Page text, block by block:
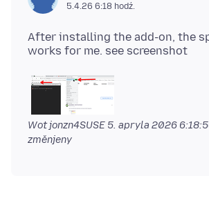
5.4.26 6:18 hodź.
After installing the add-on, the
Wot jonzn4SUSE 5. apryla 2026
změnjeny